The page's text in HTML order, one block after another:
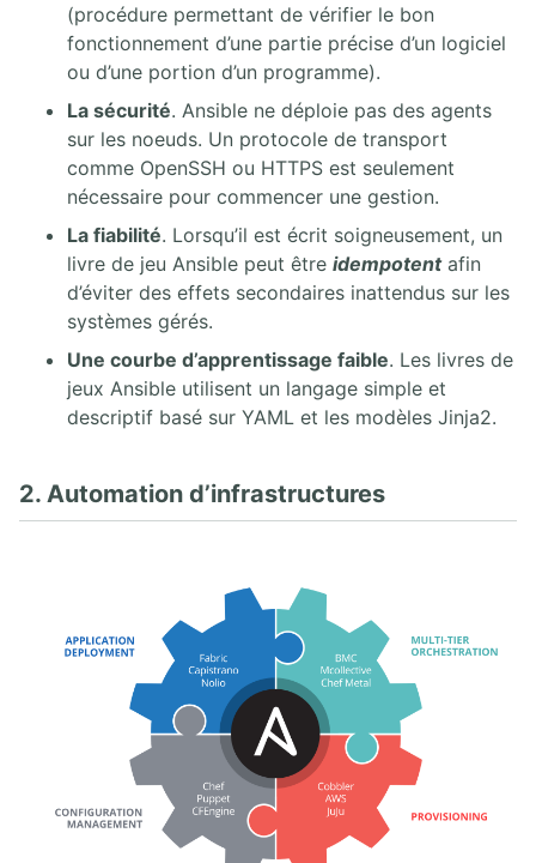
(procédure permettant de vérifier le bon
fonctionnement d’une partie précise d’un logiciel
ou d’une portion d’un programme).
La sécurité. Ansible ne déploie pas des agents
sur les noeuds. Un protocole de transport
comme OpenSSH ou HTTPS est seulement
nécessaire pour commencer une gestion.
La fiabilité. Lorsqu’il est écrit soigneusement, un
livre de jeu Ansible peut être idempotentafin
d’éviter des effets secondaires inattendus sur les
systèmes gérés.
Une courbe d’apprentissage faible. Les livres de
jeux Ansible utilisent un langage simple et
descriptif basé sur YAML et les modèles Jinja2.
2. Automation d’infrastructures